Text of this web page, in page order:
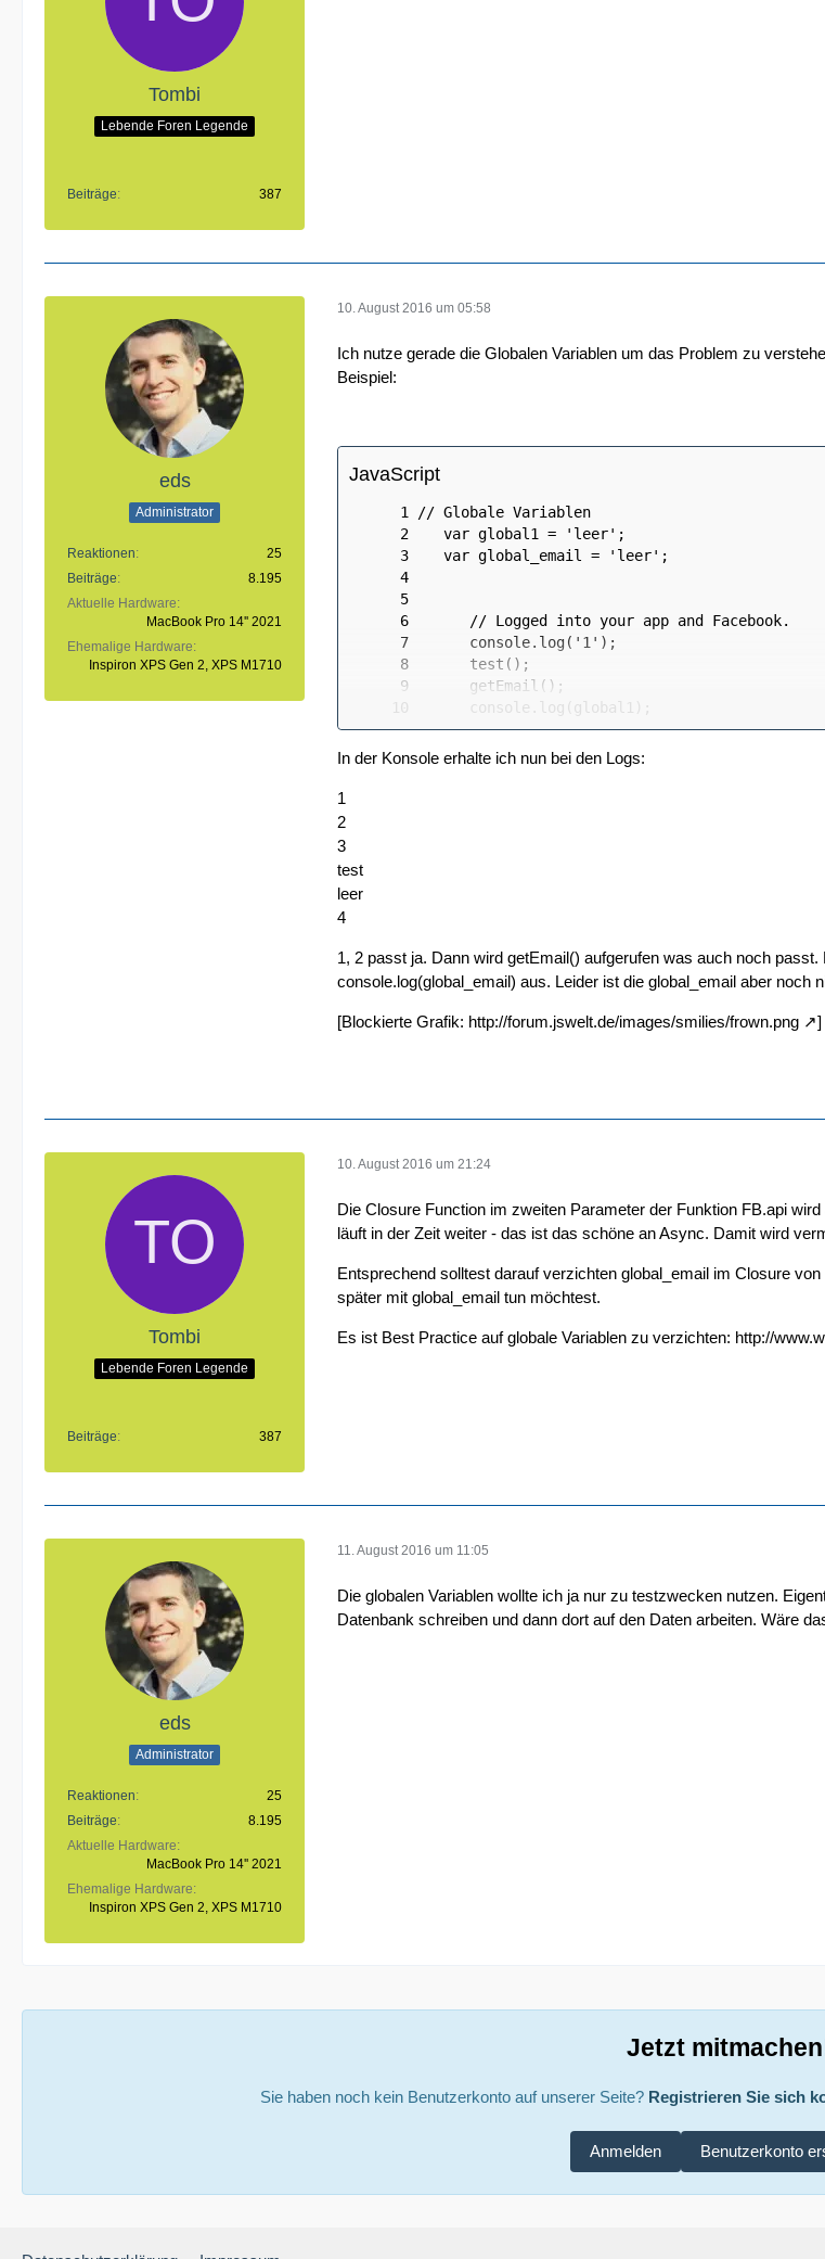
Tombi
Lebende Foren Legende
Beiträge 387
eds
Administrator
Reaktionen
25
Beiträge
8.195
Aktuelle Hardware
MacBook Pro 14'' 2021
Ehemalige Hardware
Inspiron XPS Gen 2, XPS M1710
10. August 2016 um 05:58
Ich nutze gerade die Globalen Variablen um das Problem zu
Beispiel:
JavaScript
   }
In der Konsole erhalte ich nun bei den Logs:
1
2
3
test
leer
4
1, 2 passt ja. Dann wird getEmail() aufgerufen was auch noch
console.log(global_email) aus. Leider ist die global_email aber noch
[Blockierte Grafik: http://forum.jswelt.de/images/smilies/frown.png ]
Tombi
Lebende Foren Legende
Beiträge 387
10. August 2016 um 21:24
Die Closure Function im zweiten Parameter der Funktion FB.api
läuft in der Zeit weiter - das ist das schöne an Async. Damit wird
Entsprechend solltest darauf verzichten global_email im Closure
später mit global_email tun möchtest.
Es ist Best Practice auf globale Variablen zu verzichten: http://
eds
Administrator
Reaktionen
25
Beiträge
8.195
Aktuelle Hardware
MacBook Pro 14'' 2021
Ehemalige Hardware
Inspiron XPS Gen 2, XPS M1710
11. August 2016 um 11:05
Die globalen Variablen wollte ich ja nur zu testzwecken nutzen.
Datenbank schreiben und dann dort auf den Daten arbeiten. Wäre
Jetzt
Sie haben noch kein Benutzerkonto auf unserer Seite? Registrieren Sie sich
Benutzerkonto
Anmelden